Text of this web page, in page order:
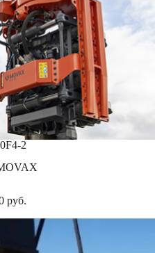
2
руб.